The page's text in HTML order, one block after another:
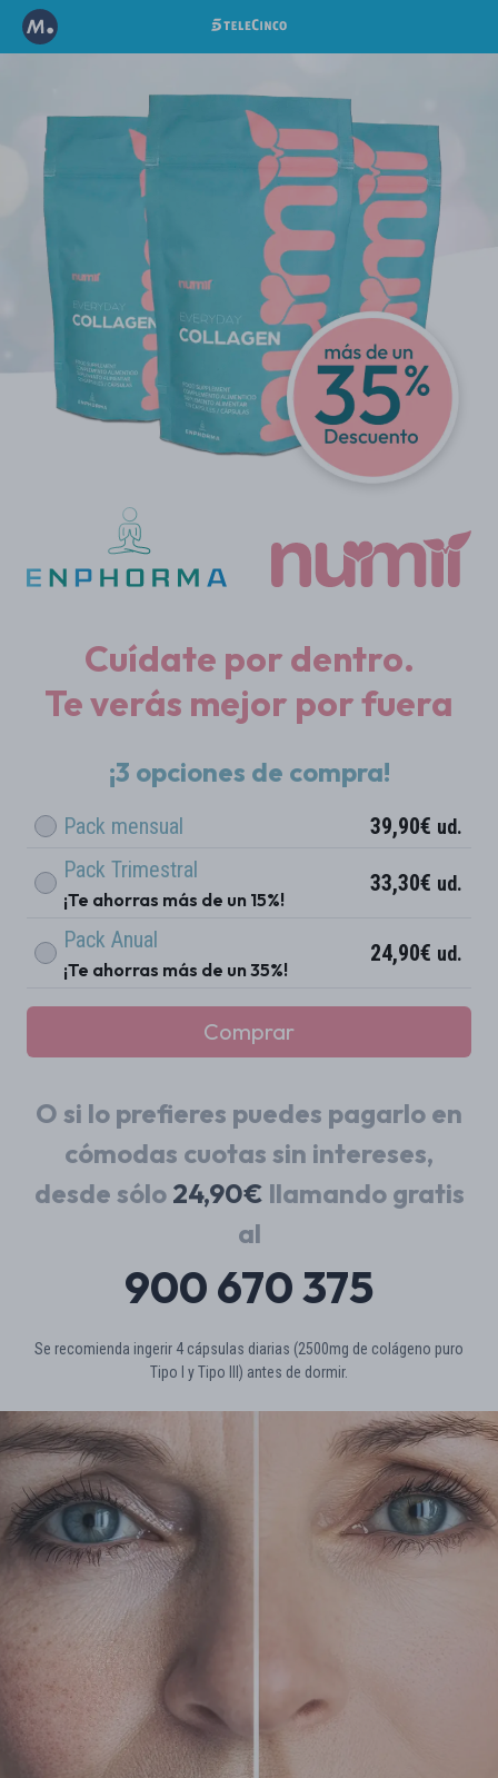
Cuídate por dentro.
Te verás mejor por fuera
¡3 opciones de compra!
Pack mensual 39,90€ ud.
Pack Trimestral
¡Te ahorras más de un 15%!
33,30€ ud.
Pack Anual
¡Te ahorras más de un 35%!
24,90€ ud.
O si lo prefieres puedes pagarlo en
cómodas cuotas sin intereses,
desde sólo 24,90€ llamando gratis
al
900 670 375
Se recomienda ingerir 4 cápsulas diarias (2500mg de colágeno puro
Tipo I y Tipo III) antes de dormir.